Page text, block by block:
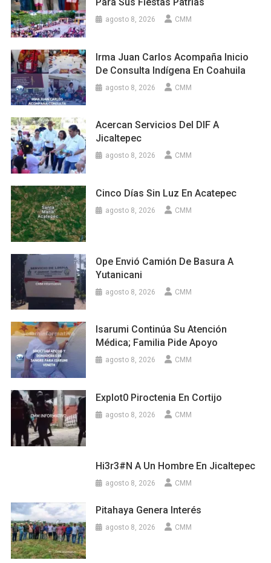
agosto 8, 2026 CMM
Irma Juan Carlos Acompaña Inicio
De Consulta Indígena En Coahuila
agosto 8, 2026 CMM
Acercan Servicios Del DIF A
Jicaltepec
agosto 8, 2026 CMM
Cinco Días Sin Luz En Acatepec
agosto 8, 2026 CMM
Ope Envió Camión De Basura A
Yutanicani
agosto 8, 2026 CMM
Isarumi Continúa Su Atención
Médica; Familia Pide Apoyo
agosto 8, 2026 CMM
Explot0 Piroctenia En Cortijo
agosto 8, 2026 CMM
Hi3r3#n A Un Hombre En Jicaltepec
agosto 8, 2026 CMM
Pitahaya Genera Interés
agosto 8, 2026 CMM